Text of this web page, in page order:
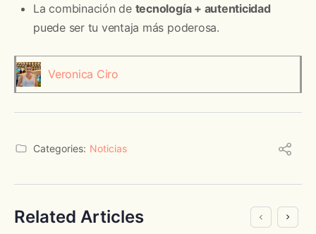
La combinación de tecnología + autenticidad
puede ser tu ventaja más poderosa.
Veronica Ciro
Categories: Noticias
Related Articles